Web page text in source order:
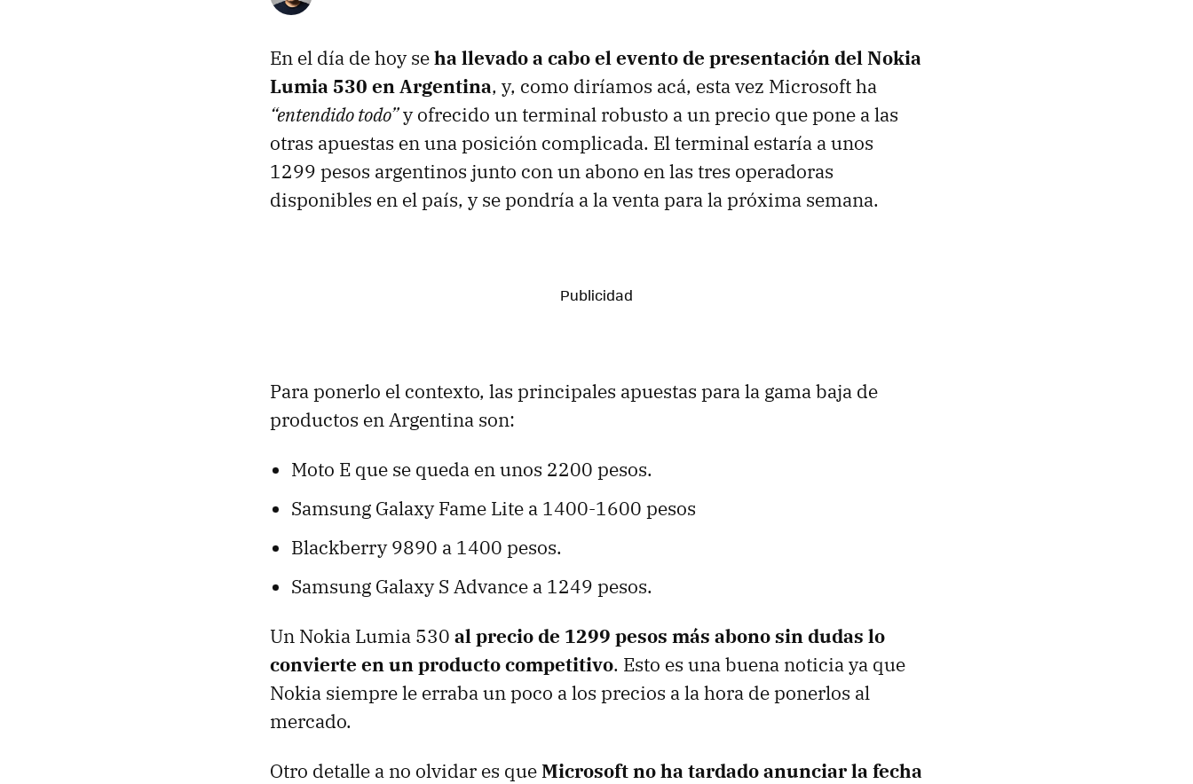
En el día de hoy seha llevado a cabo el evento de presentación del Nokia
Lumia 530 en Argentina, y, como diríamos acá, esta vez Microsoft ha
“entendido todo”y ofrecido un terminal robusto a un precio que pone a las
otras apuestas en una posición complicada. El terminal estaría a unos
1299 pesos argentinos junto con un abono en las tres operadoras
disponibles en el país, y se pondría a la venta para la próxima semana.
Para ponerlo el contexto, las principales apuestas para la gama baja de
productos en Argentina son:
Moto E que se queda en unos 2200 pesos.
Samsung Galaxy Fame Lite a 1400-1600 pesos
Blackberry 9890 a 1400 pesos.
Samsung Galaxy S Advance a 1249 pesos.
Un Nokia Lumia 530 al precio de 1299 pesos más abono sin dudas lo
convierte en un producto competitivo. Esto es una buena noticia ya que
Nokia siempre le erraba un poco a los precios a la hora de ponerlos al
mercado.
Otro detalle a no olvidar es queMicrosoft no ha tardado anunciar la fecha